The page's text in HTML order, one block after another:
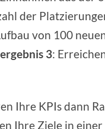
der
von 100
3:
Ihre KPIs dann
Ihre Ziele in einer